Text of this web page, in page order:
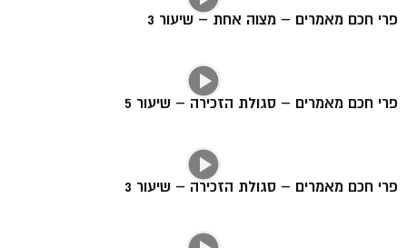
פרי חכם מאמרים – מצוה אחת – שיעור 3
פרי חכם מאמרים – סגולת הזכירה – שיעור 5
פרי חכם מאמרים – סגולת הזכירה – שיעור 3